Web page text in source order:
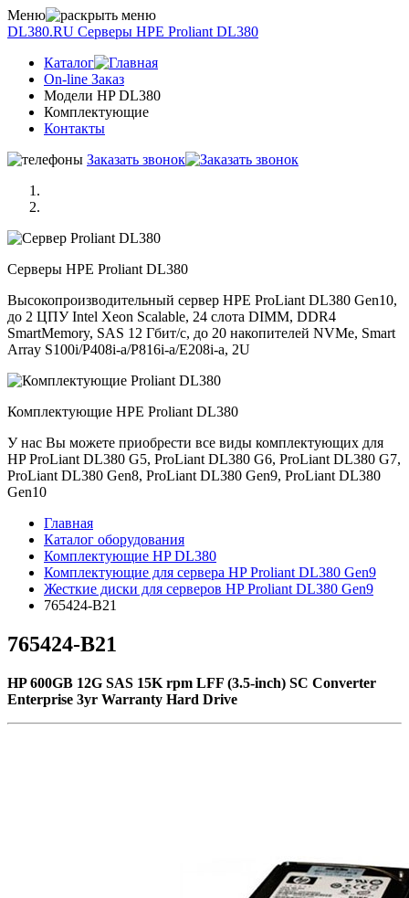
Меню
DL380.RU Серверы НРE Prоliаnt DL380
Каталог
On-line Заказ
Модели HP DL380
Комплектующие
Контакты
Заказать звонок
Серверы НРE Prоliаnt DL380
Высокопроизводительный сервер HPE ProLiant DL380 Gen10,
до 2 ЦПУ Intel Xeon Scalable, 24 слота DIMM, DDR4
SmartMemory, SAS 12 Гбит/с, до 20 накопителей NVMe, Smart
Array S100i/P408i-a/P816i-a/E208i-a, 2U
Комплектующие НРE Prоliаnt DL380
У нас Вы можете приобрести все виды комплектующих для
HP ProLiant DL380 G5, ProLiant DL380 G6, ProLiant DL380 G7,
ProLiant DL380 Gen8, ProLiant DL380 Gen9, ProLiant DL380
Gen10
Главная
Каталог оборудования
Комплектующие HP DL380
Комплектующие для сервера HP Proliant DL380 Gen9
Жесткие диски для серверов HP Proliant DL380 Gen9
765424-B21
765424-B21
HP 600GB 12G SAS 15K rpm LFF (3.5-inch) SC Converter
Enterprise 3yr Warranty Hard Drive